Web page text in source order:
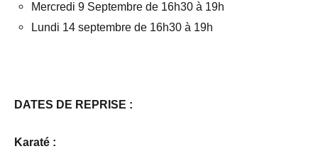
Mercredi 9 Septembre de 16h30 à 19h
Lundi 14 septembre de 16h30 à 19h
DATES DE REPRISE :
Karaté :